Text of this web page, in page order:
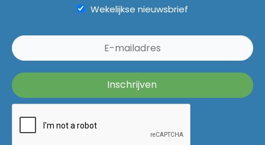
Wekelijkse nieuwsbrief